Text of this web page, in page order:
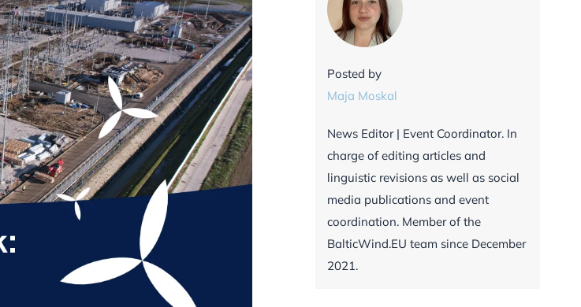
Posted by
Maja Moskal
News Editor | Event Coordinator. In
charge of editing articles and
linguistic revisions as well as social
media publications and event
coordination. Member of the
BalticWind.EU team since December
2021.